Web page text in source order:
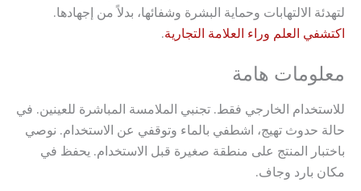
لتهدئة الالتهابات وحماية البشرة وشفائها، بدلاً من إجهادها.
اكتشفي العلم وراء العلامة التجارية.
معلومات هامة
للاستخدام الخارجي فقط. تجنبي الملامسة المباشرة للعينين. في
حالة حدوث تهيج، اشطفي بالماء وتوقفي عن الاستخدام. نوصي
باختبار المنتج على منطقة صغيرة قبل الاستخدام. يحفظ في
مكان بارد وجاف.